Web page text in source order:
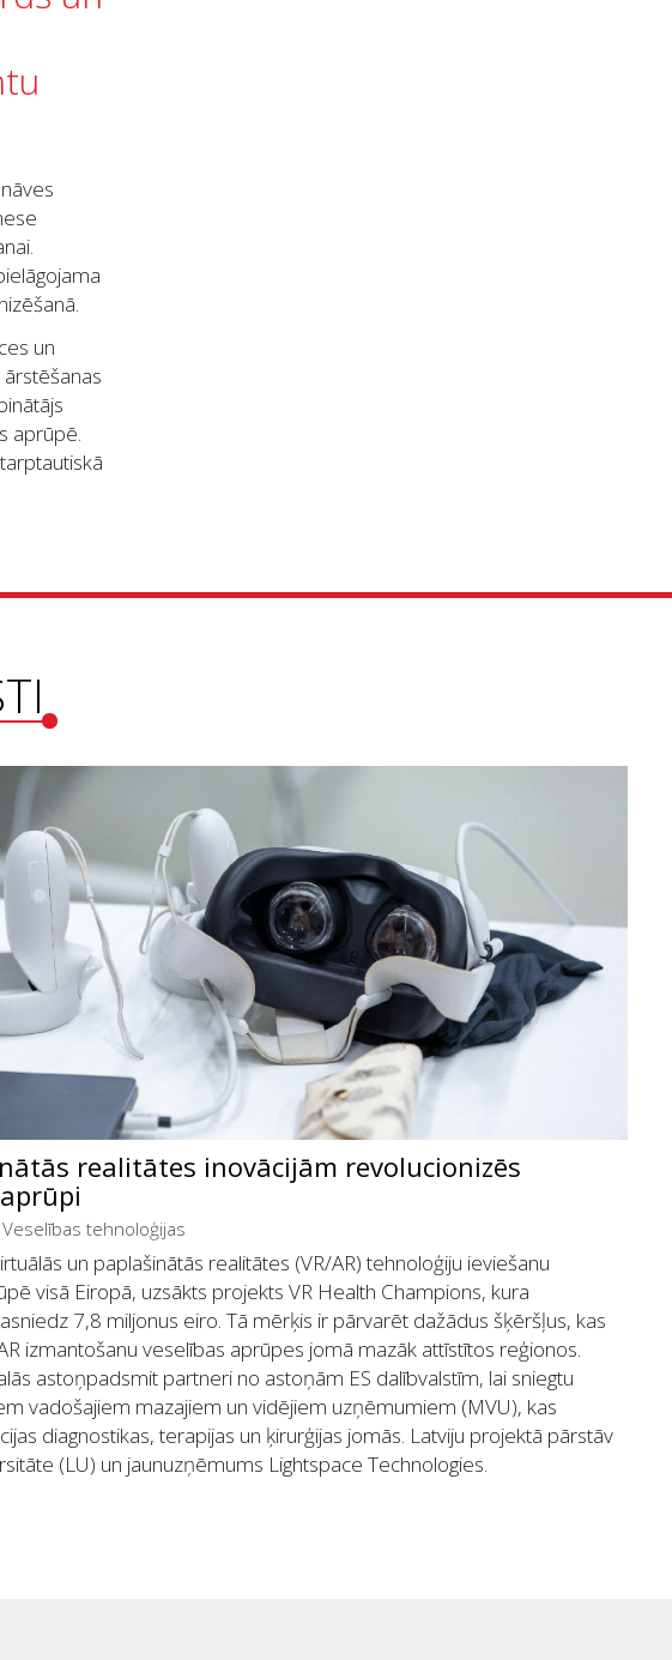
un
aprūpē.
realitātes inovācijām revolucionizēs
Veselības tehnoloģijas
un paplašinātās realitātes (VR/AR) tehnoloģiju ieviešanu
visā Eiropā, uzsākts projekts VR Health Champions, kura
7,8 miljonus eiro. Tā mērķis ir pārvarēt dažādus šķēršļus, kas
izmantošanu veselības aprūpes jomā mazāk attīstītos reģionos.
astoņpadsmit partneri no astoņām ES dalībvalstīm, lai sniegtu
vadošajiem mazajiem un vidējiem uzņēmumiem (MVU), kas
diagnostikas, terapijas un ķirurģijas jomās. Latviju projektā pārstāv
(LU) un jaunuzņēmums Lightspace Technologies.